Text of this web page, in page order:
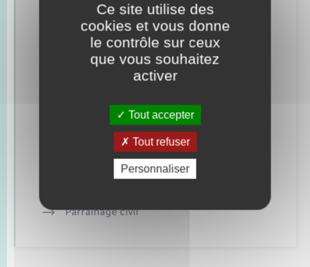
Retrouvez aussi
Concessions funéraires
Elections et citoyenneté
Mariage – PACS
Parrainage civil
Ce site utilise des
cookies et vous donne
le contrôle sur ceux
que vous souhaitez
activer
Tout accepter
Tout refuser
Personnaliser